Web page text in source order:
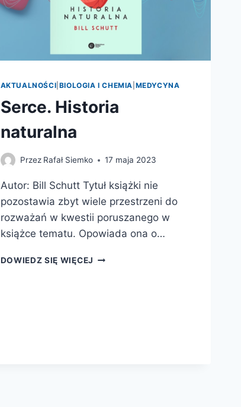
AKTUALNOŚCI BIOLOGIA I CHEMIA MEDYCYNA
Serce. Historia
naturalna
Przez Rafał Siemko 17 maja 2023
Autor: Bill Schutt Tytuł książki nie
pozostawia zbyt wiele przestrzeni do
rozważań w kwestii poruszanego w
książce tematu. Opowiada ona o…
DOWIEDZ SIĘ WIĘCEJ SERCE.